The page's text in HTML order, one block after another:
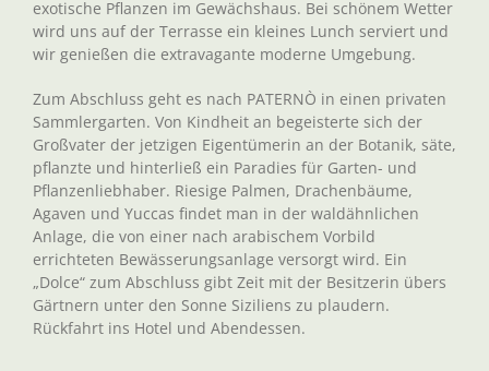
exotische Pflanzen im Gewächshaus. Bei schönem Wetter
wird uns auf der Terrasse ein kleines Lunch serviert und
wir genießen die extravagante moderne Umgebung.
Zum Abschluss geht es nach PATERNÒ in einen privaten
Sammlergarten. Von Kindheit an begeisterte sich der
Großvater der jetzigen Eigentümerin an der Botanik, säte,
pflanzte und hinterließ ein Paradies für Garten- und
Pflanzenliebhaber. Riesige Palmen, Drachenbäume,
Agaven und Yuccas findet man in der waldähnlichen
Anlage, die von einer nach arabischem Vorbild
errichteten Bewässerungsanlage versorgt wird. Ein
„Dolce“ zum Abschluss gibt Zeit mit der Besitzerin übers
Gärtnern unter den Sonne Siziliens zu plaudern.
Rückfahrt ins Hotel und Abendessen.